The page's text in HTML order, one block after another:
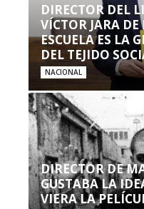
DIRECTOR DEL
VÍCTOR JARA
ESCUELA ES LA
DEL TEJIDO
NACIONAL
DIRECTOR DE
GUSTABA LA
VIERA LA